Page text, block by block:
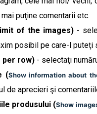
puţine comentarii etc.
of the images) -
posibil pe care-l puteţi
per row) - selectaţi
(Show information about
de aprecieri şi
produsului (Show